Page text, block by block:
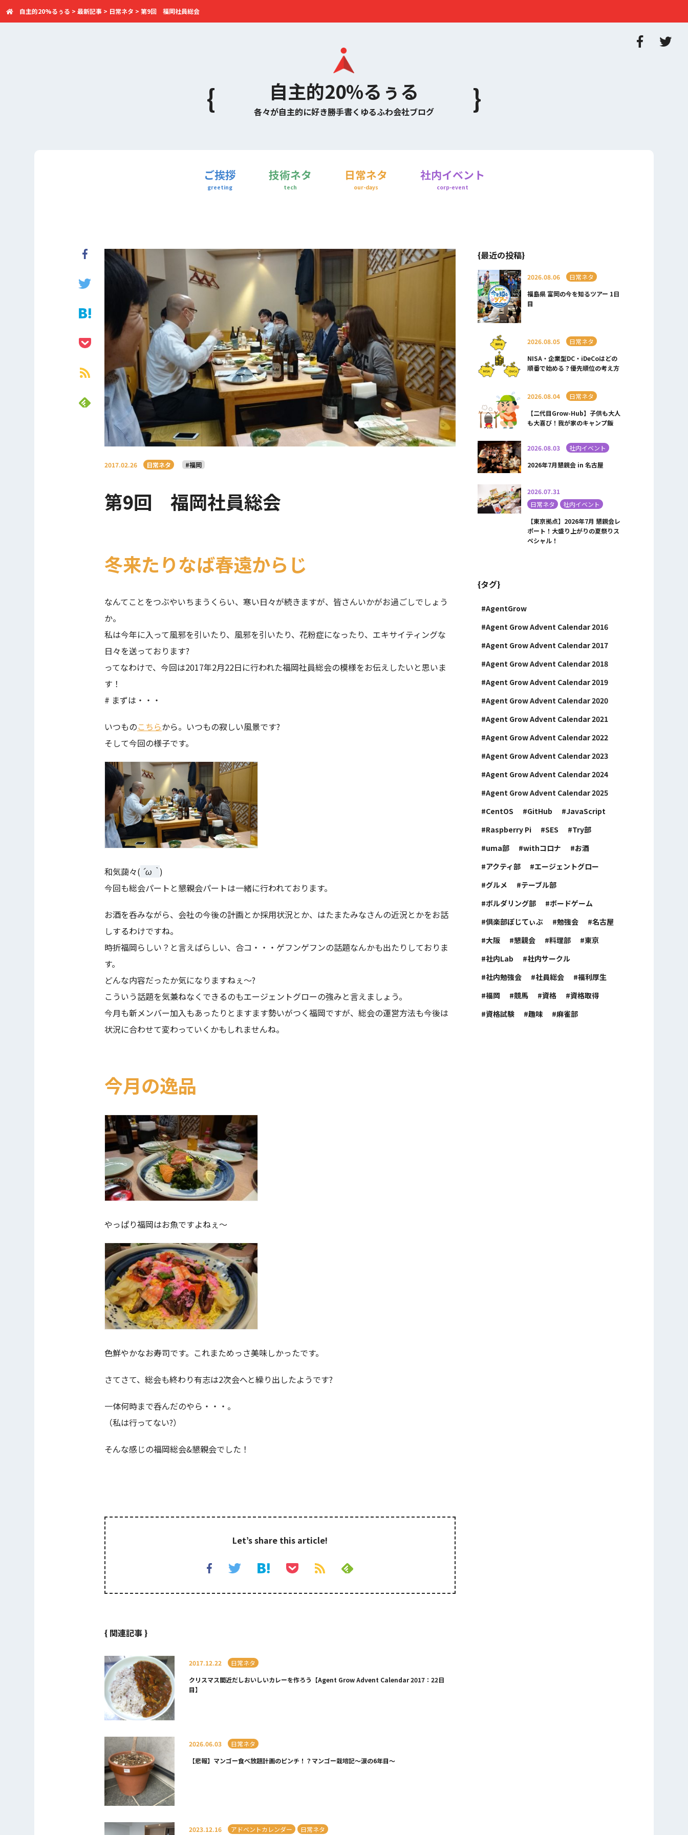
自主的20%るぅる
各々が自主的に好き勝手書くゆるふわ会社ブログ
自主的20%るぅる > 最新記事 > 日常ネタ > 第9回 福岡社員総会
ご挨拶
greeting
技術ネタ
tech
日常ネタ
our-days
社内イベント
corp-event
2017.02.26 日常ネタ #福岡
第9回 福岡社員総会
冬来たりなば春遠からじ
なんてことをつぶやいちまうくらい、寒い日々が続きますが、皆さんいかがお過ごしでしょう
か。
私は今年に入って風邪を引いたり、風邪を引いたり、花粉症になったり、エキサイティングな
日々を送っております?
ってなわけで、今回は2017年2月22日に行われた福岡社員総会の模様をお伝えしたいと思いま
す！
# まずは・・・
いつものこちらから。いつもの寂しい風景です?
そして今回の様子です。
和気藹々( ´ω｀)
今回も総会パートと懇親会パートは一緒に行われております。
お酒を呑みながら、会社の今後の計画とか採用状況とか、はたまたみなさんの近況とかをお話
しするわけですね。
時折福岡らしい？と言えばらしい、合コ・・・ゲフンゲフンの話題なんかも出たりしておりま
す。
どんな内容だったか気になりますねぇ〜?
こういう話題を気兼ねなくできるのもエージェントグローの強みと言えましょう。
今月も新メンバー加入もあったりとますます勢いがつく福岡ですが、総会の運営方法も今後は
状況に合わせて変わっていくかもしれませんね。
今月の逸品
やっぱり福岡はお魚ですよねぇ〜
色鮮やかなお寿司です。これまためっさ美味しかったです。
さてさて、総会も終わり有志は2次会へと繰り出したようです?
一体何時まで呑んだのやら・・・。
（私は行ってない?）
そんな感じの福岡総会&懇親会でした！
Let’s share this article!
{ 関連記事 }
2017.12.22
日常ネタ
クリスマス間近だしおいしいカレーを作ろう【Agent Grow Advent Calendar 2017：22日
目】
2026.06.03
日常ネタ
【悲報】マンゴー食べ放題計画のピンチ！？マンゴー栽培記～涙の6年目～
2023.12.16 アドベントカレンダー 日常ネタ
{最近の投稿}
2026.08.06
日常ネタ
福島県 富岡の今を知るツアー 1日
目
2026.08.05
日常ネタ
NISA・企業型DC・iDeCoはどの
順番で始める？優先順位の考え方
2026.08.04
日常ネタ
【二代目Grow-Hub】子供も大人
も大喜び！我が家のキャンプ飯
2026.08.03
社内イベント
2026年7月懇親会 in 名古屋
2026.07.31
日常ネタ
社内イベント
【東京拠点】2026年7月 懇親会レ
ポート！大盛り上がりの夏祭りス
ペシャル！
{タグ}
AgentGrow
Agent Grow Advent Calendar 2016
Agent Grow Advent Calendar 2017
Agent Grow Advent Calendar 2018
Agent Grow Advent Calendar 2019
Agent Grow Advent Calendar 2020
Agent Grow Advent Calendar 2021
Agent Grow Advent Calendar 2022
Agent Grow Advent Calendar 2023
Agent Grow Advent Calendar 2024
Agent Grow Advent Calendar 2025
CentOS
GitHub
JavaScript
Raspberry Pi
SES
Try部
uma部
withコロナ
お酒
アクティ部
エージェントグロー
グルメ
テーブル部
ボルダリング部
ボードゲーム
倶楽部ぽじてぃぶ
勉強会
名古屋
大阪
懇親会 料理部
東京
社内Lab
社内サークル
社内勉強会
社員総会
福利厚生
福岡
競馬 資格
資格取得
資格試験
趣味 麻雀部